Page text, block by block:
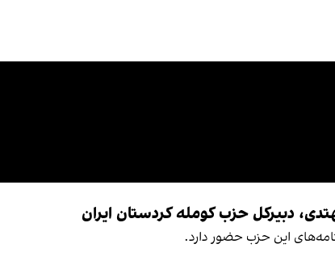
دبیرکل حزب کومله کردستان ایران
این حزب حضور دارد.